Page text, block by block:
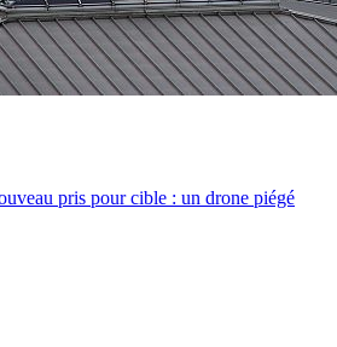
pris pour cible : un drone piégé